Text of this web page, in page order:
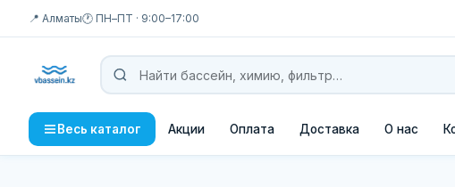
📍 Алматы🕐 ПН–ПТ · 9:00–17:00
Весь каталог Акции Оплата Доставка О нас